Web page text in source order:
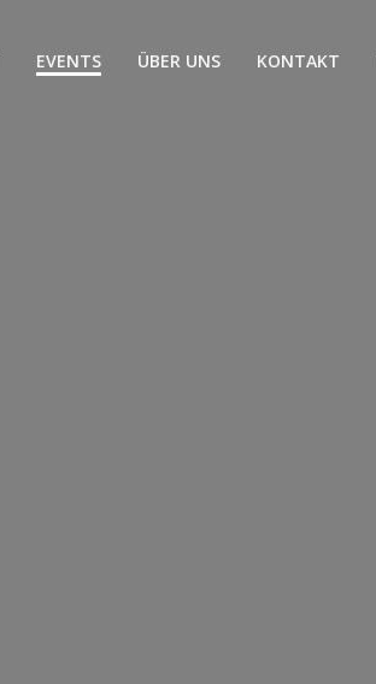
EVENTS ÜBER UNS KONTAKT